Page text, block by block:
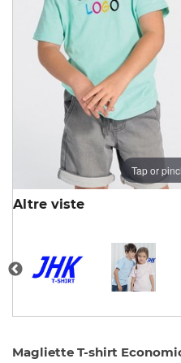
Tap or
Altre viste
Magliette T-shirt